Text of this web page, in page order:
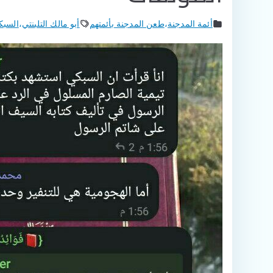
أئمة المدجنة،طعن المدجنة بأئمتهم أبو مالك التلبنتي،